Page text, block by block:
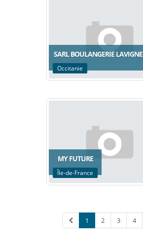
SARL BOULANGERIE LAVIGNE
Occitanie
MY FUTURE
Île-de-France
1 2 3 4